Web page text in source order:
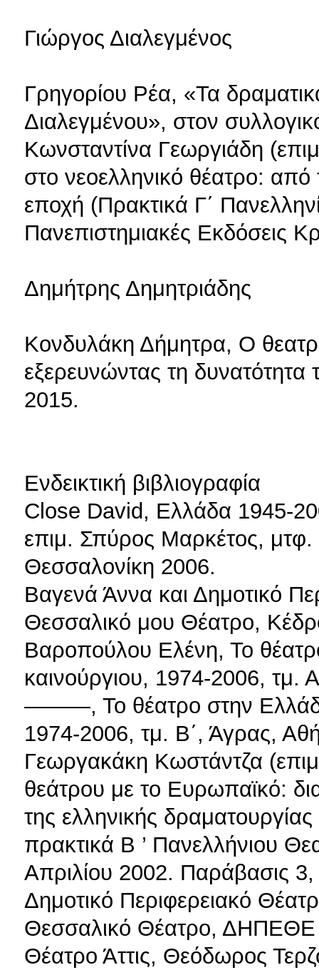
Γιώργος Διαλεγμένος
Γρηγορίου Ρέα, «Τα
Διαλεγμένου», στον
Κωνσταντίνα Γεωργιάδη
στο νεοελληνικό θέατρο:
εποχή (Πρακτικά Γ΄
Πανεπιστημιακές Εκδόσεις
Δημήτρης Δημητριάδης
Κονδυλάκη Δήμητρα, Ο
εξερευνώντας τη
2015.
Ενδεικτική βιβλιογραφία
Close David, Ελλάδα 1945-
επιμ. Σπύρος Μαρκέτος,
Θεσσαλονίκη 2006.
Βαγενά Άννα και Δημοτικό
Θεσσαλικό μου Θέατρο,
Βαροπούλου Ελένη, Το
καινούργιου, 1974-2006, τμ.
———, Το θέατρο στην
1974-2006, τμ. Β΄, Άγρας,
Γεωργακάκη Κωστάντζα
θεάτρου με το Ευρωπαϊκό:
της ελληνικής
πρακτικά Β ’ Πανελλήνιου
Απριλίου 2002. Παράβασις
Δημοτικό Περιφερειακό
Θεσσαλικό Θέατρο, ΔΗΠΕΘΕ
Θέατρο Άττις, Θεόδωρος